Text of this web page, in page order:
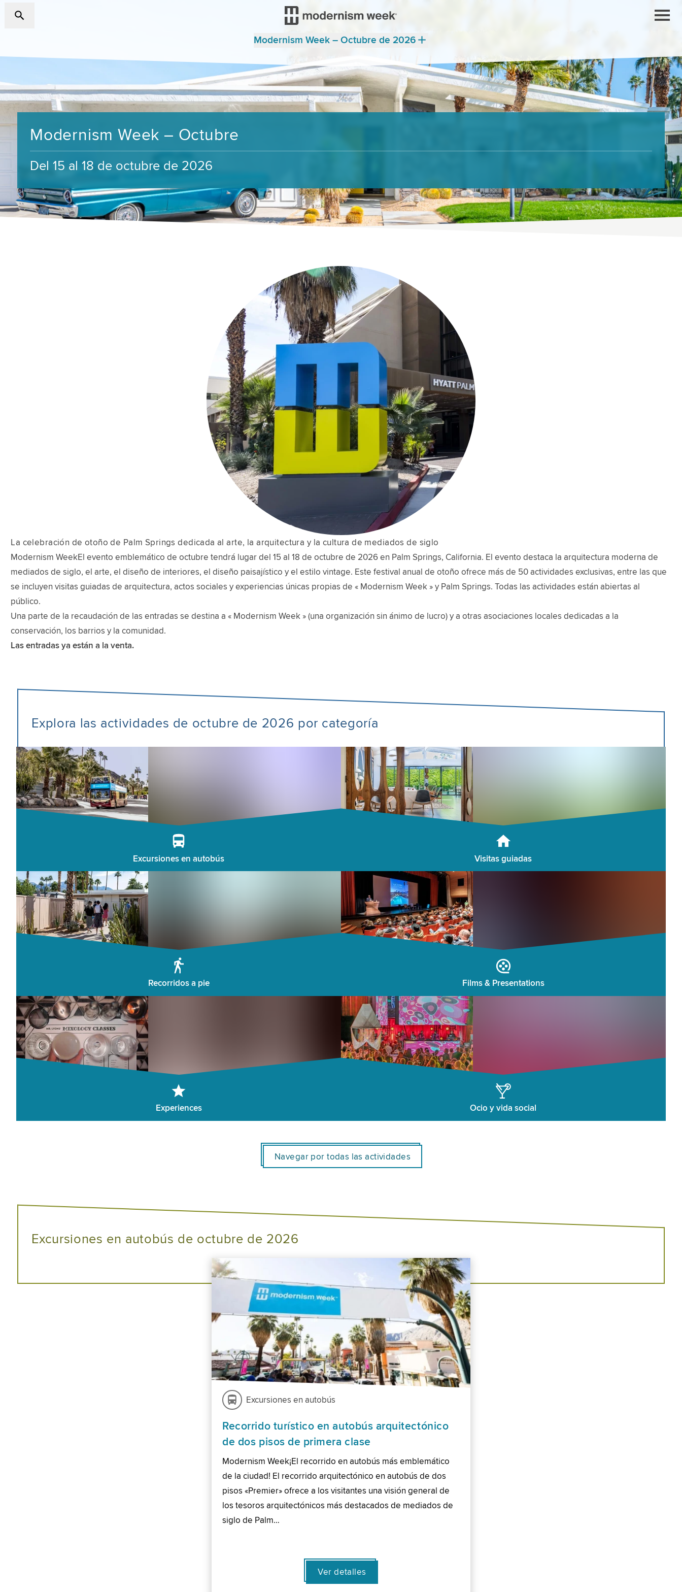
Modernism Week – Octubre de 2026
Modernism Week – Octubre
Del 15 al 18 de octubre de 2026
La celebración de otoño de Palm Springs dedicada al arte, la arquitectura y la cultura de mediados de siglo
Modernism WeekEl evento emblemático de octubre tendrá lugar del 15 al 18 de octubre de 2026 en Palm Springs, California. El evento destaca la arquitectura moderna de
mediados de siglo, el arte, el diseño de interiores, el diseño paisajístico y el estilo vintage. Este festival anual de otoño ofrece más de 50 actividades exclusivas, entre las que
se incluyen visitas guiadas de arquitectura, actos sociales y experiencias únicas propias de « Modernism Week » y Palm Springs. Todas las actividades están abiertas al
público.
Una parte de la recaudación de las entradas se destina a « Modernism Week » (una organización sin ánimo de lucro) y a otras asociaciones locales dedicadas a la
conservación, los barrios y la comunidad.
Las entradas ya están a la venta.
Explora las actividades de octubre de 2026 por categoría
Excursiones en autobús Visitas guiadas
Recorridos a pie Films & Presentations
Experiences Ocio y vida social
Navegar por todas las actividades
Excursiones en autobús de octubre de 2026
Excursiones en autobús
Recorrido turístico en autobús arquitectónico
de dos pisos de primera clase
Modernism Week¡El recorrido en autobús más emblemático
de la ciudad! El recorrido arquitectónico en autobús de dos
pisos «Premier» ofrece a los visitantes una visión general de
los tesoros arquitectónicos más destacados de mediados de
siglo de Palm…
Ver detalles